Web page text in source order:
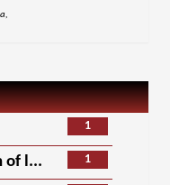
1
1
of l...